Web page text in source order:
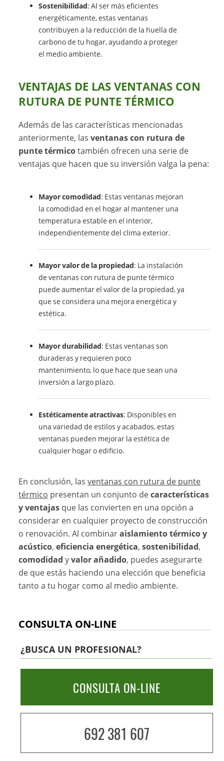
Sostenibilidad: Al ser más eficientes
energéticamente, estas ventanas
contribuyen a la reducción de la huella de
carbono de tu hogar, ayudando a proteger
el medio ambiente.
VENTAJAS DE LAS VENTANAS CON
RUTURA DE PUNTE TÉRMICO
Además de las características mencionadas
anteriormente, lasventanas con rutura de
punte térmicotambién ofrecen una serie de
ventajas que hacen que su inversión valga la pena:
Mayor comodidad: Estas ventanas mejoran
la comodidad en el hogar al mantener una
temperatura estable en el interior,
independientemente del clima exterior.
Mayor valor de la propiedad: La instalación
de ventanas con rutura de punte térmico
puede aumentar el valor de la propiedad, ya
que se considera una mejora energética y
estética.
Mayor durabilidad: Estas ventanas son
duraderas y requieren poco
mantenimiento, lo que hace que sean una
inversión a largo plazo.
Estéticamente atractivas: Disponibles en
una variedad de estilos y acabados, estas
ventanas pueden mejorar la estética de
cualquier hogar o edificio.
En conclusión, lasventanas con rutura de punte
térmico presentan un conjunto decaracterísticas
y ventajas que las convierten en una opción a
considerar en cualquier proyecto de construcción
o renovación. Al combinaraislamiento térmico y
acústico,eficiencia energética,sostenibilidad,
comodidad yvalor añadido, puedes asegurarte
de que estás haciendo una elección que beneficia
tanto a tu hogar como al medio ambiente.
CONSULTA ON-LINE
¿BUSCA UN PROFESIONAL?
CONSULTA ON-LINE
692 381 607